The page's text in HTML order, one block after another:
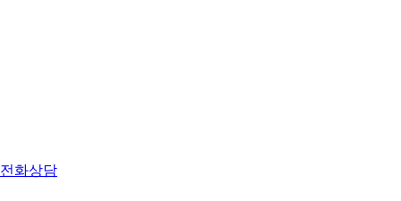
전화상담